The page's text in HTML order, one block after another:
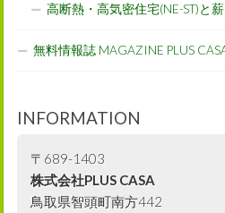
高断熱・高気密住宅(NE-ST)と
無料情報誌 MAGAZINE PLUS
INFORMATION
〒689-1403
株式会社PLUS CASA
鳥取県智頭町南方442